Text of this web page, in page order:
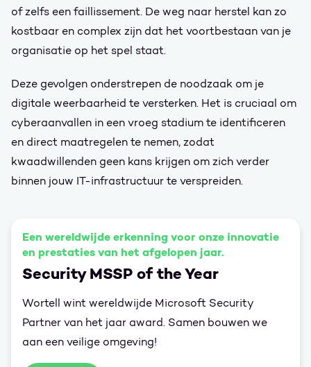
of zelfs een faillissement. De weg naar herstel kan zo
kostbaar en complex zijn dat het voortbestaan van je
organisatie op het spel staat.
Deze gevolgen onderstrepen de noodzaak om je
digitale weerbaarheid te versterken. Het is cruciaal om
cyberaanvallen in een vroeg stadium te identificeren
en direct maatregelen te nemen, zodat
kwaadwillenden geen kans krijgen om zich verder
binnen jouw IT-infrastructuur te verspreiden.
Een wereldwijde erkenning voor onze innovatie
en prestaties van het afgelopen jaar.
Security MSSP of the Year
Wortell wint wereldwijde Microsoft Security
Partner van het jaar award. Samen bouwen we
aan een veilige omgeving!